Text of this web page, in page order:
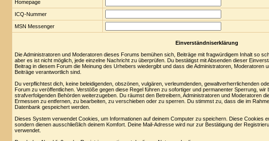
Homepage
ICQ-Nummer
MSN Messenger
Einverständniserklärung
Die Administratoren und Moderatoren dieses Forums bemühen sich, Beiträge mit fragwürdigem Inhalt so
aber es ist nicht möglich, jede einzelne Nachricht zu überprüfen. Du bestätigst mit Absenden dieser
Beitrag in diesem Forum die Meinung des Urhebers wiedergibt und dass die Administratoren, Moderatoren
Beiträge verantwortlich sind.
Du verpflichtest dich, keine beleidigenden, obszönen, vulgären, verleumdenden, gewaltverherrlichenden
Forum zu veröffentlichen. Verstöße gegen diese Regel führen zu sofortiger und permanenter Sperrung, wir
strafverfolgenden Behörden weiterzugeben. Du räumst den Betreibern, Administratoren und Moderatoren
Ermessen zu entfernen, zu bearbeiten, zu verschieben oder zu sperren. Du stimmst zu, dass die im
Datenbank gespeichert werden.
Dieses System verwendet Cookies, um Informationen auf deinem Computer zu speichern. Diese Cookies
sondern dienen ausschließlich deinem Komfort. Deine Mail-Adresse wird nur zur Bestätigung der
verwendet.